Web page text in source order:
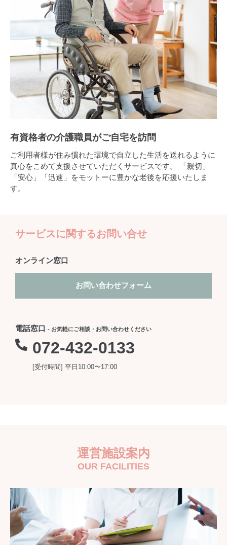
有資格者の介護職員がご自宅を訪問
ご利用者様が住み慣れた環境で自立した生活を送れるように
真心をこめて支援させていただくサービスです。 「親切」
「安心」「迅速」をモットーに豊かな老後を応援いたしま
す。
サービスに関するお問い合せ
オンライン窓口
お問い合わせフォーム
電話窓口 - お気軽にご相談・お問い合わせください
072-432-0133
[受付時間] 平日10:00〜17:00
運営施設案内
OUR FACILITIES